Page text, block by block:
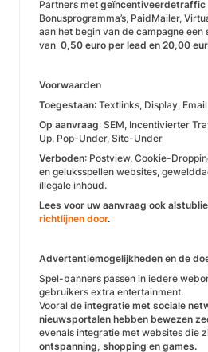
Partners met geïncentiveerdetraffic
Bonusprogramma’s, PaidMailer,
aan het begin van de campagne een
van 0,50 euro per lead en 20,00
Voorwaarden
Toegestaan: Textlinks, Display,
Op aanvraag: SEM, Incentivierter
Up, Pop-Under, Site-Under
Verboden: Postview, Cookie-
en geluksspellen websites,
illegale inhoud.
Lees voor uw aanvraag ook
richtlijnen door.
Advertentiemogelijkheden en de
Spel-banners passen in iedere
gebruikers extra entertainment.
Vooral de integratie met sociale
nieuwsportalen hebben bewezen
evenals integratie met websites die
ontspanning, shopping en games.